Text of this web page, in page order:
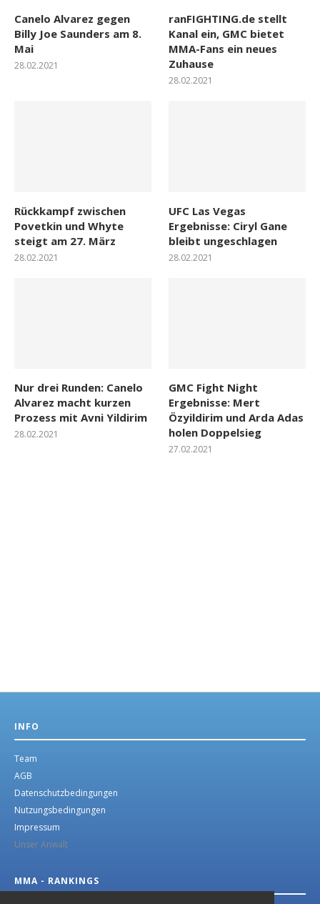
Canelo Alvarez gegen
Billy Joe Saunders am 8.
Mai
28.02.2021
ranFIGHTING.de stellt
Kanal ein, GMC bietet
MMA-Fans ein neues
Zuhause
28.02.2021
Rückkampf zwischen
Povetkin und Whyte
steigt am 27. März
28.02.2021
UFC Las Vegas
Ergebnisse: Ciryl Gane
bleibt ungeschlagen
28.02.2021
Nur drei Runden: Canelo
Alvarez macht kurzen
Prozess mit Avni Yildirim
28.02.2021
GMC Fight Night
Ergebnisse: Mert
Özyildirim und Arda Adas
holen Doppelsieg
27.02.2021
INFO
Team
AGB
Datenschutzbedingungen
Nutzungsbedingungen
Impressum
Unser Anwalt
MMA - RANKINGS